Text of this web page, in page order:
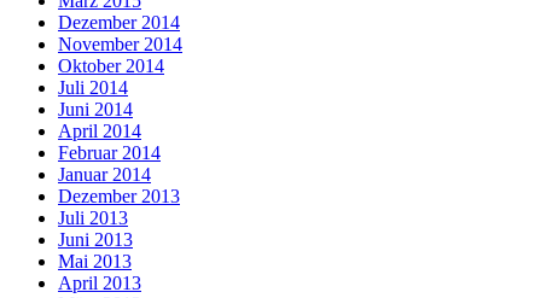
Dezember 2014
November 2014
Oktober 2014
Juli 2014
Juni 2014
April 2014
Februar 2014
Januar 2014
Dezember 2013
Juli 2013
Juni 2013
Mai 2013
April 2013